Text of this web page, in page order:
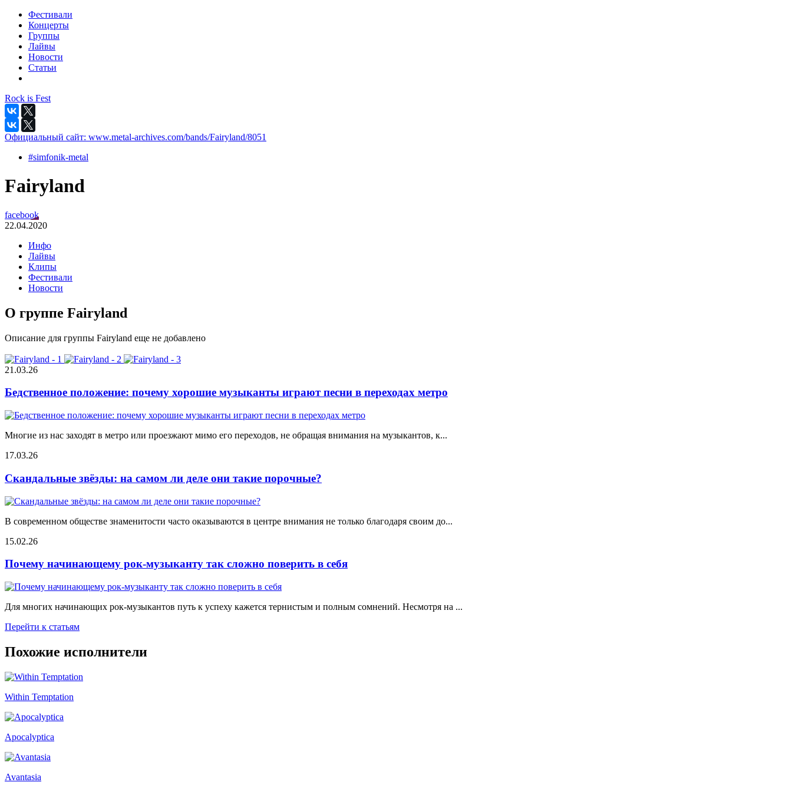
Фестивали
Концерты
Группы
Лайвы
Новости
Статьи
Rock is Fest
Официальный сайт: www.metal-archives.com/bands/Fairyland/8051
#simfonik-metal
Fairyland
facebook
22.04.2020
Инфо
Лайвы
Клипы
Фестивали
Новости
О группе Fairyland
Описание для группы Fairyland еще не добавлено
21.03.26
Бедственное положение: почему хорошие музыканты играют песни в переходах метро
Многие из нас заходят в метро или проезжают мимо его переходов, не обращая внимания на музыкантов, к...
17.03.26
Скандальные звёзды: на самом ли деле они такие порочные?
В современном обществе знаменитости часто оказываются в центре внимания не только благодаря своим до...
15.02.26
Почему начинающему рок-музыканту так сложно поверить в себя
Для многих начинающих рок-музыкантов путь к успеху кажется тернистым и полным сомнений. Несмотря на ...
Перейти к статьям
Похожие исполнители
Within Temptation
Apocalyptica
Avantasia